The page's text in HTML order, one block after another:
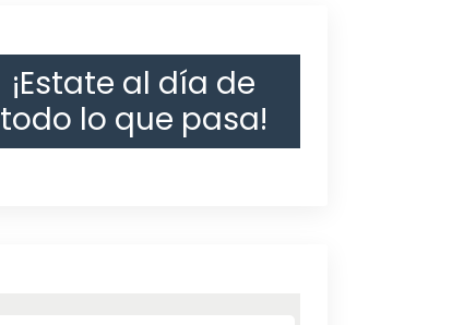
¡Estate al día de
todo lo que pasa!